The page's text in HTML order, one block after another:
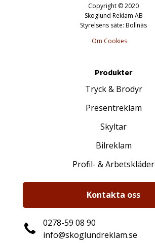
Copyright © 2020
Skoglund Reklam AB
Styrelsens säte: Bollnäs
Om Cookies
Produkter
Tryck & Brodyr
Presentreklam
Skyltar
Bilreklam
Profil- & Arbetskläder
Kontakta oss
0278-59 08 90
info@skoglundreklam.se